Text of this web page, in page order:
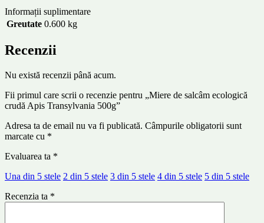
Informații suplimentare
Greutate 0.600 kg
Recenzii
Nu există recenzii până acum.
Fii primul care scrii o recenzie pentru „Miere de salcâm ecologică
crudă Apis Transylvania 500g”
Adresa ta de email nu va fi publicată. Câmpurile obligatorii sunt
marcate cu *
Evaluarea ta *
Una din 5 stele 2 din 5 stele 3 din 5 stele 4 din 5 stele 5 din 5 stele
Recenzia ta *